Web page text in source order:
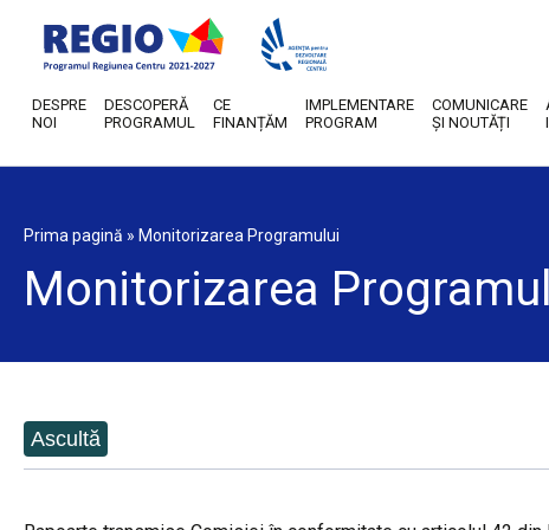
DESPRE
NOI
DESCOPERĂ
PROGRAMUL
CE
FINANȚĂM
IMPLEMENTARE
PROGRAM
COMUNICARE
ȘI NOUTĂȚI
Prima pagină » Monitorizarea Programului
Monitorizarea